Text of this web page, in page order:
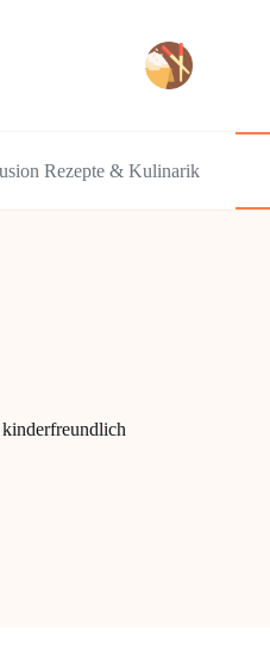
Rezepte & Kulinarik